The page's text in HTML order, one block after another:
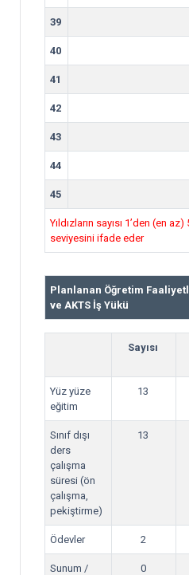
39
40
41
42
43
44
45
Yıldızların sayısı 1’den (en
seviyesini ifade eder
Planlanan Öğretim
ve AKTS İş Yükü
Sayısı
Yüz yüze
eğitim
13
Sınıf dışı
ders
çalışma
süresi (ön
çalışma,
pekiştirme)
13
Ödevler 2
Sunum /
0